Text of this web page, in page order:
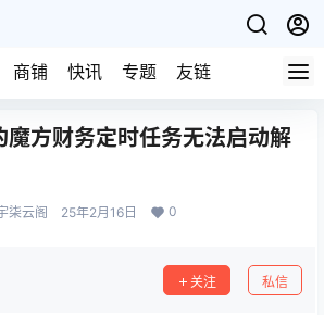
商铺 快讯 专题 友链
魔方财务定时任务无法启动解
柒云阁 25年2月16日 0
关注 私信